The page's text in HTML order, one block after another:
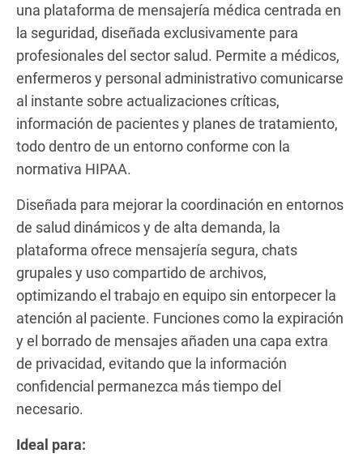
una plataforma de mensajería médica centrada en
la seguridad, diseñada exclusivamente para
profesionales del sector salud. Permite a médicos,
enfermeros y personal administrativo comunicarse
al instante sobre actualizaciones críticas,
información de pacientes y planes de tratamiento,
todo dentro de un entorno conforme con la
normativa HIPAA.
Diseñada para mejorar la coordinación en entornos
de salud dinámicos y de alta demanda, la
plataforma ofrece mensajería segura, chats
grupales y uso compartido de archivos,
optimizando el trabajo en equipo sin entorpecer la
atención al paciente. Funciones como la expiración
y el borrado de mensajes añaden una capa extra
de privacidad, evitando que la información
confidencial permanezca más tiempo del
necesario.
Ideal para: